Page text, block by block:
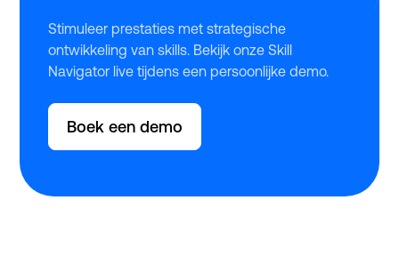
Stimuleer prestaties met strategische
ontwikkeling van skills. Bekijk onze Skill
Navigator live tijdens een persoonlijke demo.
Boek een demo